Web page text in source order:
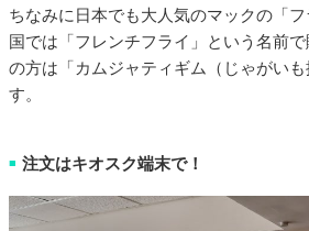
ちなみに日本でも大人気のマックの「
国では「フレンチフライ」という名前
の方は「カムジャティギム（じゃがい
す。
■ 注文はキオスク端末で！